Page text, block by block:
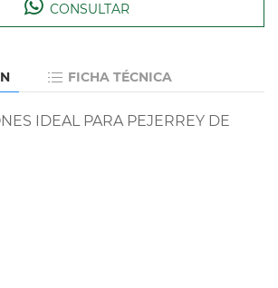
CONSULTAR
FICHA TÉCNICA
IDEAL PARA PEJERREY DE